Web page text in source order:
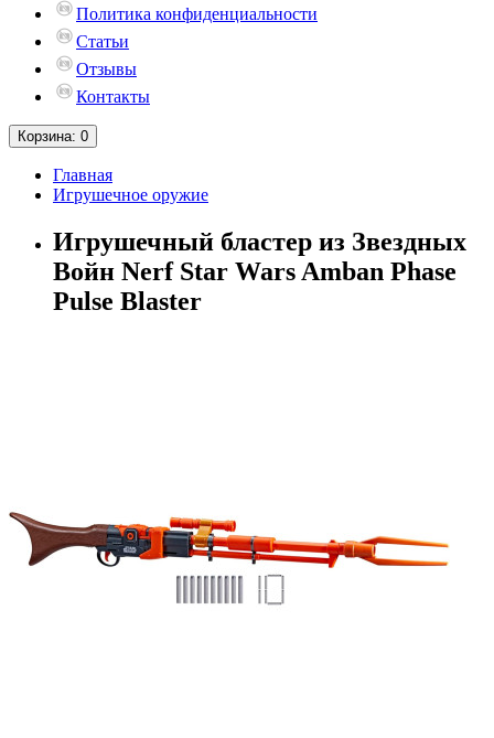
Политика конфиденциальности
Статьи
Отзывы
Контакты
Корзина: 0
Главная
Игрушечное оружие
Игрушечный бластер из Звездных
Войн Nerf Star Wars Amban Phase
Pulse Blaster